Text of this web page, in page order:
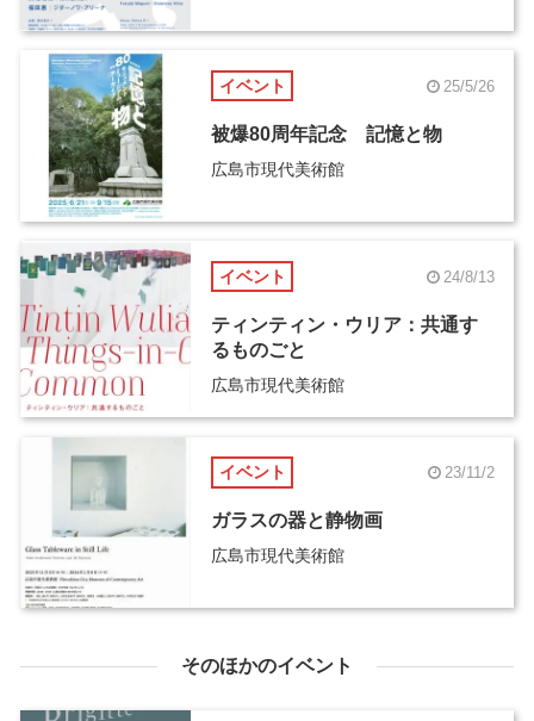
イベント 25/5/26
被爆80周年記念 記憶と物
広島市現代美術館
イベント 24/8/13
ティンティン・ウリア：共通す
るものごと
広島市現代美術館
イベント 23/11/2
ガラスの器と静物画
広島市現代美術館
そのほかのイベント